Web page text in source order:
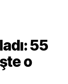
55
o